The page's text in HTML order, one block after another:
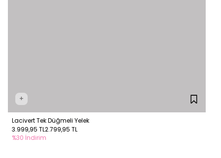
+
Lacivert Tek Düğmeli Yelek
3.999,95 TL2.799,95 TL
%30 İndirim